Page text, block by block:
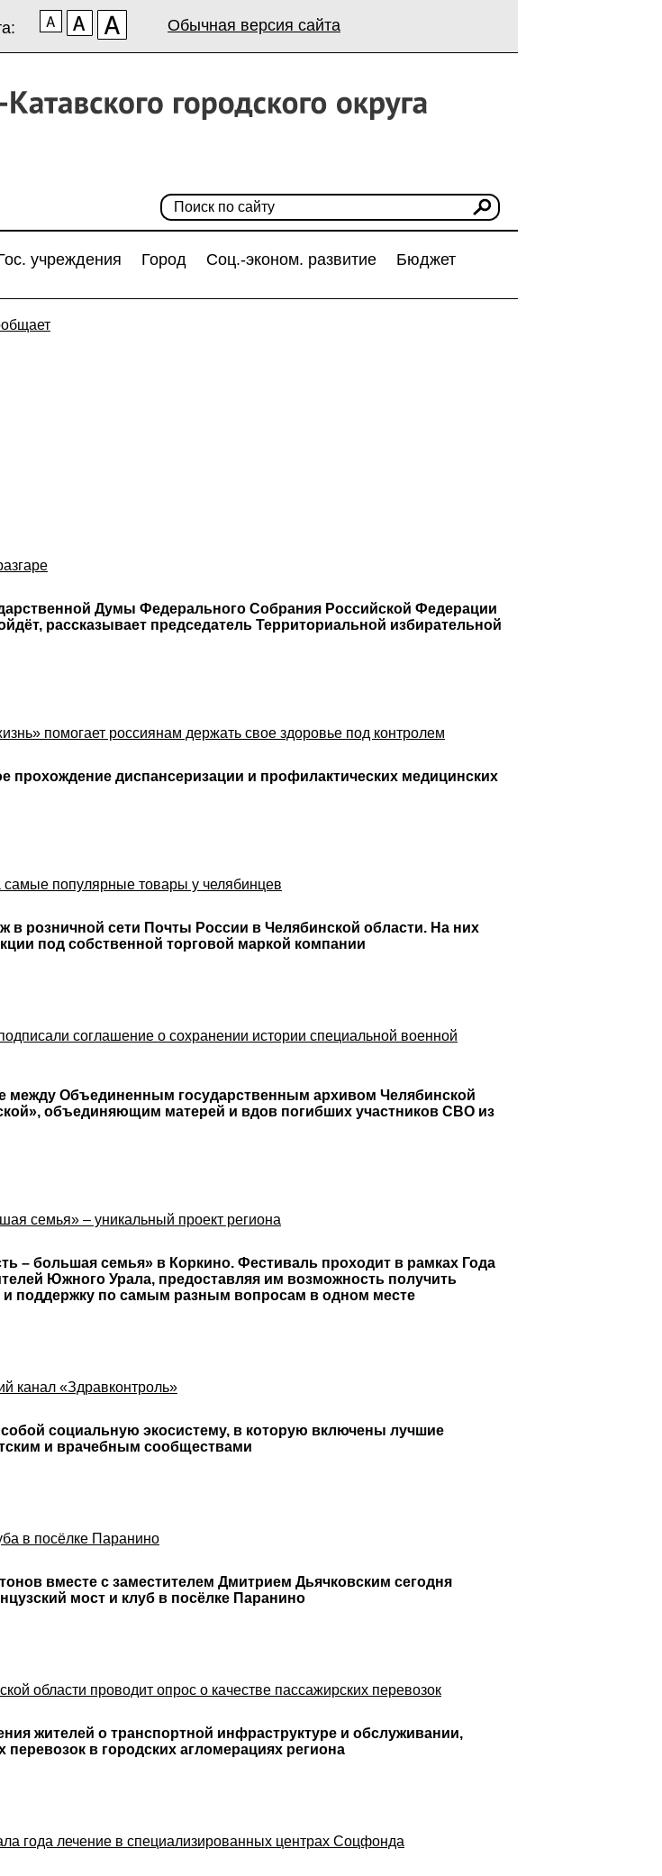
Обычная версия сайта
учреждения Город Соц.-эконом. развитие
Бюджет
Думы Федерального Собрания Российской Федерации
рассказывает председатель Территориальной избирательной
помогает россиянам держать свое здоровье под контролем
диспансеризации и профилактических медицинских
самые популярные товары у челябинцев
розничной сети Почты России в Челябинской области. На них
под собственной торговой маркой компании
соглашение о сохранении истории специальной военной
между Объединенным государственным архивом Челябинской
объединяющим матерей и вдов погибших участников СВО из
семья» – уникальный проект региона
– большая семья» в Коркино. Фестиваль проходит в рамках Года
Южного Урала, предоставляя им возможность получить
и поддержку по самым разным вопросам в одном месте
канал «Здравконтроль»
социальную экосистему, в которую включены лучшие
и врачебным сообществами
в посёлке Паранино
вместе с заместителем Дмитрием Дьячковским сегодня
мост и клуб в посёлке Паранино
области проводит опрос о качестве пассажирских перевозок
жителей о транспортной инфраструктуре и обслуживании,
в городских агломерациях региона
года лечение в специализированных центрах Соцфонда